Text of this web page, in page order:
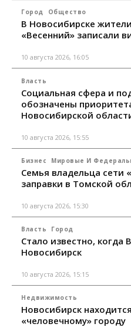
Город Общество
В Новосибирске
«Весенний» записали
10 августа 2026, 16:05
Власть
Социальная сфера и
обозначены
Новосибирской
10 августа 2026, 15:55
Бизнес Мировые И
Семья владельца сети
заправки в Томской
10 августа 2026, 15:30
Власть Город
Стало известно, когда
Новосибирск
10 августа 2026, 15:15
Недвижимость
Новосибирск
«человечному» городу